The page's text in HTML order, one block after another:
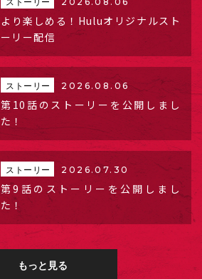
より楽しめる！Huluオリジナルスト
ーリー配信
ストーリー 2026.08.06
第10話のストーリーを公開しまし
た！
ストーリー 2026.07.30
第9話のストーリーを公開しまし
た！
もっと見る